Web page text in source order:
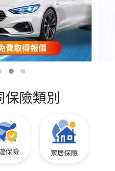
保險類別